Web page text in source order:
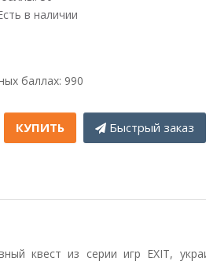
в наличии
баллах: 990
КУПИТЬ Быстрый заказ
квест из серии игр EXIT,